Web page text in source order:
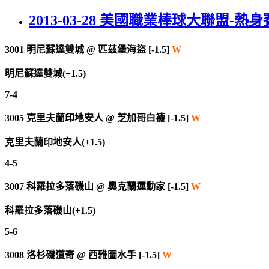
2013-03-28 美國職業棒球大聯盟-熱身
3001 明尼蘇達雙城@ 匹茲堡海盜 [-1.5] W
明尼蘇達雙城(+1.5)
7-4
3005 克里夫蘭印地安人 @ 芝加哥白襪 [-1.5] W
克里夫蘭印地安人(+1.5)
4-5
3007 科羅拉多落磯山 @ 奧克蘭運動家 [-1.5] W
科羅拉多落磯山(+1.5)
5-6
3008 洛杉磯道奇 @ 西雅圖水手 [-1.5] W